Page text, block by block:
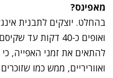
מאפינס?
ואופים כ-40 דקות
להתאים את זמני האפייה, כי
ואווריריים, ממש כמו